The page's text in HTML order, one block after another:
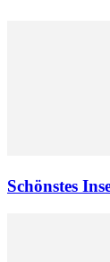
Schönstes